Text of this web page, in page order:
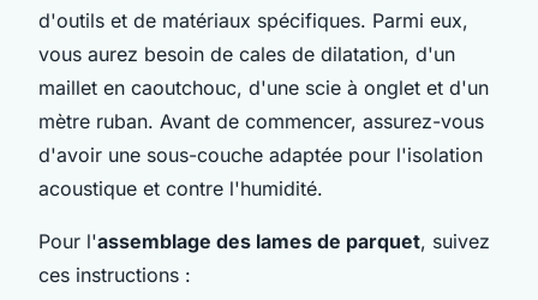
d'outils et de matériaux spécifiques. Parmi eux,
vous aurez besoin de cales de dilatation, d'un
maillet en caoutchouc, d'une scie à onglet et d'un
mètre ruban. Avant de commencer, assurez-vous
d'avoir une sous-couche adaptée pour l'isolation
acoustique et contre l'humidité.
Pour l'assemblage des lames de parquet, suivez
ces instructions :